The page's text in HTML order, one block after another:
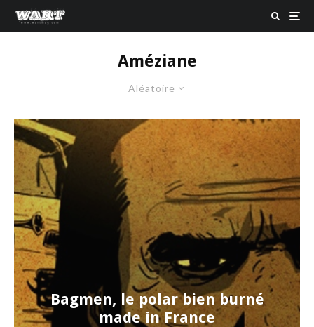
Améziane
Aléatoire
Bagmen, le polar bien burné
made in France